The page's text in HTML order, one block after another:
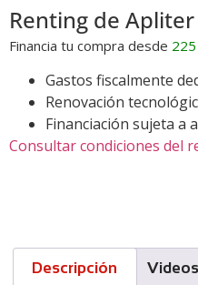
Renting de Apliter
Financia tu compra desde 225
Gastos fiscalmente
Renovación
Financiación sujeta a
Consultar condiciones del
Descripción Videos